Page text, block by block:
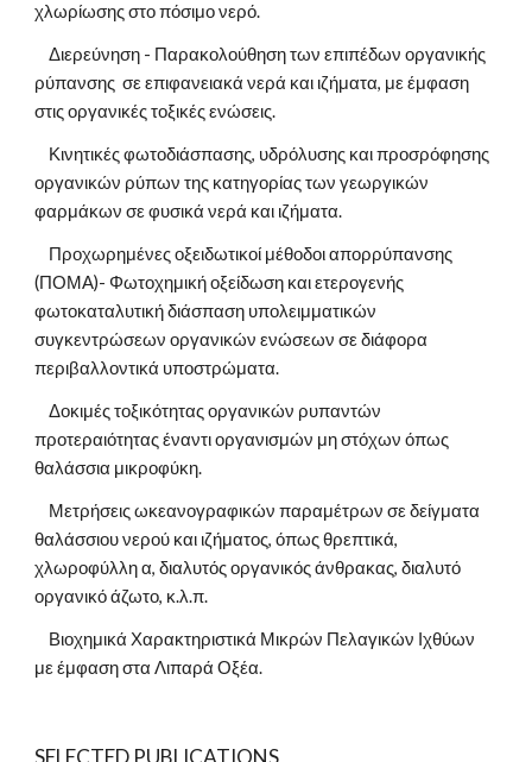
χλωρίωσης στο πόσιμο νερό.
    Διερεύνηση - Παρακολούθηση των επιπέδων οργανικής
ρύπανσης  σε επιφανειακά νερά και ιζήματα, με έμφαση
στις οργανικές τοξικές ενώσεις.
οργανικών ρύπων της κατηγορίας των γεωργικών
φαρμάκων σε φυσικά νερά και ιζήματα.
(ΠΟΜΑ)- Φωτοχημική οξείδωση και ετερογενής
φωτοκαταλυτική διάσπαση υπολειμματικών
συγκεντρώσεων οργανικών ενώσεων σε διάφορα
περιβαλλοντικά υποστρώματα.
    Δοκιμές τοξικότητας οργανικών ρυπαντών
προτεραιότητας έναντι οργανισμών μη στόχων όπως
θαλάσσια μικροφύκη.
θαλάσσιου νερού και ιζήματος, όπως θρεπτικά,
χλωροφύλλη α, διαλυτός οργανικός άνθρακας, διαλυτό
οργανικό άζωτο, κ.λ.π.
με έμφαση στα Λιπαρά Οξέα.
SELECTED PUBLICATIONS